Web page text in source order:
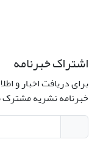
اشتراک خبرنامه
برای دریافت اخبار و
خبرنامه نشریه